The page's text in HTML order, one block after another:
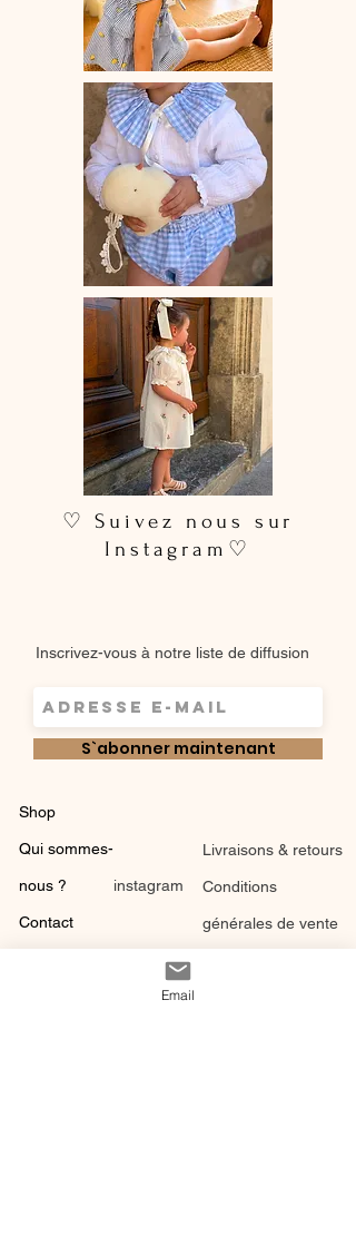
♡ Suivez nous sur
Instagram♡
Inscrivez-vous à notre liste de diffusion
S`abonner maintenant
Shop
Qui sommes-
nous ?
Contact
instagram
Livraisons & retours
Conditions
générales de vente
Email